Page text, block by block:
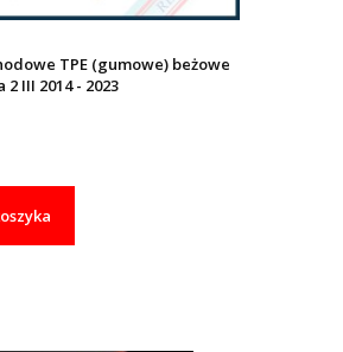
TPE (gumowe) beżowe
III 2014 - 2023